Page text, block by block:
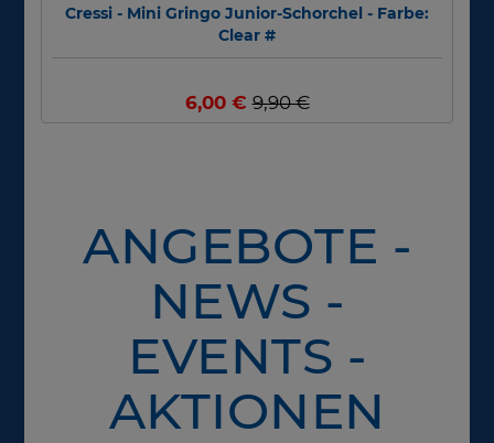
Cressi - Mini Gringo Junior-Schorchel - Farbe:
Clear #
6,00 €9,90 €
ANGEBOTE -
NEWS -
EVENTS -
AKTIONEN